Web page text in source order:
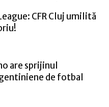
CFR Cluj umilită
are sprijinul
de fotbal